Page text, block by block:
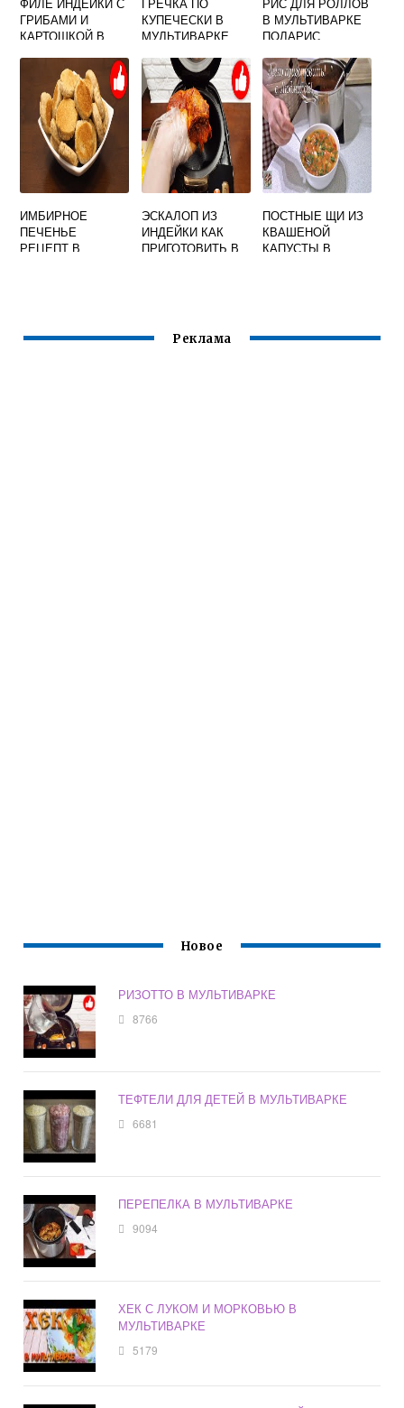
ГРИБАМИ И
КАРТОШКОЙ В
КУПЕЧЕСКИ В
МУЛЬТИВАРКЕ
ТУШЕНКОЙ
В МУЛЬТИВАРКЕ
ПОЛАРИС
ИМБИРНОЕ
ПЕЧЕНЬЕ
РЕЦЕПТ В
ЭСКАЛОП ИЗ
ИНДЕЙКИ КАК
ПРИГОТОВИТЬ В
ПОСТНЫЕ ЩИ ИЗ
КВАШЕНОЙ
КАПУСТЫ В
Реклама
Новое
РИЗОТТО В МУЛЬТИВАРКЕ
8766
ТЕФТЕЛИ ДЛЯ ДЕТЕЙ В МУЛЬТИВАРКЕ
6681
ПЕРЕПЕЛКА В МУЛЬТИВАРКЕ
9094
ХЕК С ЛУКОМ И МОРКОВЬЮ В
МУЛЬТИВАРКЕ
5179